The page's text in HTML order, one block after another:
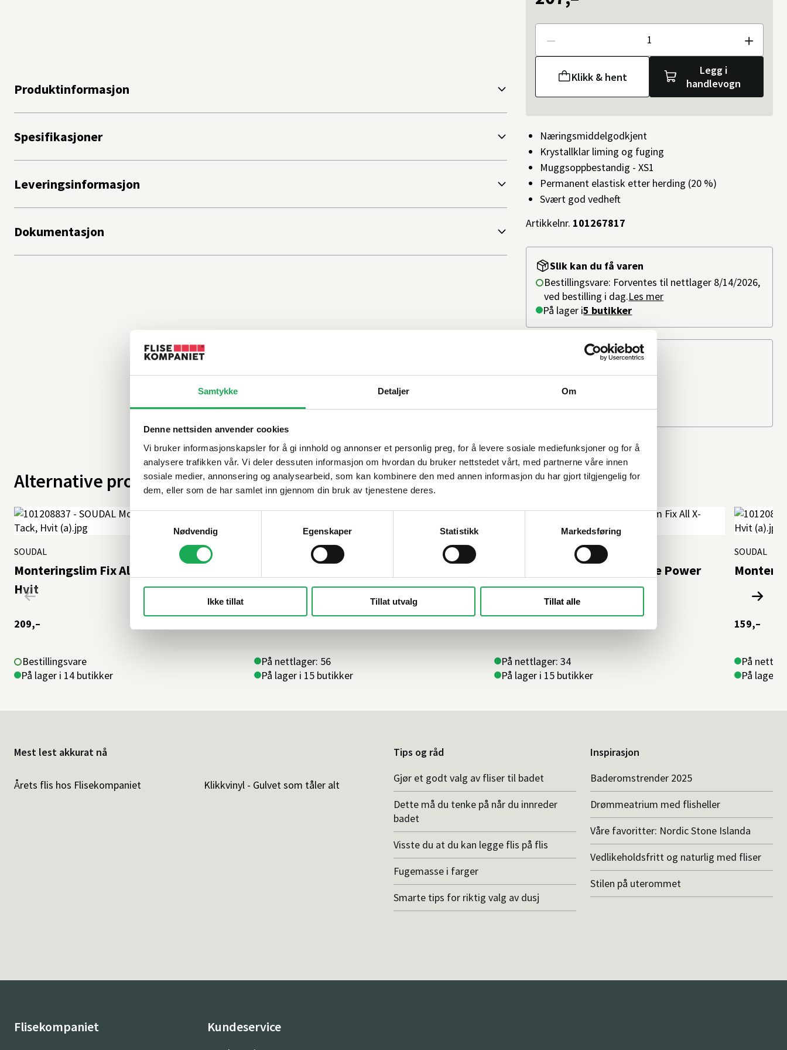
Samtykke Detaljer Om
Denne nettsiden anvender cookies
Vi bruker informasjonskapsler for å gi innhold og annonser et personlig preg, for å levere sosiale mediefunksjoner og for å
analysere trafikken vår. Vi deler dessuten informasjon om hvordan du bruker nettstedet vårt, med partnerne våre innen
sosiale medier, annonsering og analysearbeid, som kan kombinere den med annen informasjon du har gjort tilgjengelig for
dem, eller som de har samlet inn gjennom din bruk av tjenestene deres.
Samtykkevalg
Nødvendig
Egenskaper Statistikk Markedsføring
Ikke tillat Tillat utvalg Tillat alle
Antall
Klikk & hent
Legg i
handlevogn
Slik kan du få varen
Bestillingsvare: Forventes til nettlager 8/14/2026,
ved bestilling i dag.Les mer
På lager i5 butikker
Næringsmiddelgodkjent
Krystallklar liming og fuging
Muggsoppbestandig - XS1
Permanent elastisk etter herding (20 %)
Svært god vedheft
Artikkelnr. 101267817
Beregn frakten
Ditt postnummer
Produktinformasjon
Spesifikasjoner
Leveringsinformasjon
Dokumentasjon
Alternative produkter
Monteringslim Fix All High Tack 290 ml,
Hvit
SOUDAL +2 farger
209,–
Bestillingsvare
På lager i 14 butikker
+2 farger
På nettlager: 56
På lager i 15 butikker
Monteringslim Fix All X-treme Power
Express 280 ml, Hvit
På nettlager: 34
På lager i 15 butikker
SOUDAL
159,–
På
På lager i
Mest lest akkurat nå
Årets flis hos Flisekompaniet Klikkvinyl - Gulvet som tåler alt
Tips og råd
Gjør et godt valg av fliser til badet
Dette må du tenke på når du innreder
badet
Visste du at du kan legge flis på flis
Fugemasse i farger
Smarte tips for riktig valg av dusj
Inspirasjon
Baderomstrender 2025
Drømmeatrium med flisheller
Våre favoritter: Nordic Stone Islanda
Vedlikeholdsfritt og naturlig med fliser
Stilen på uterommet
Flisekompaniet Kundeservice